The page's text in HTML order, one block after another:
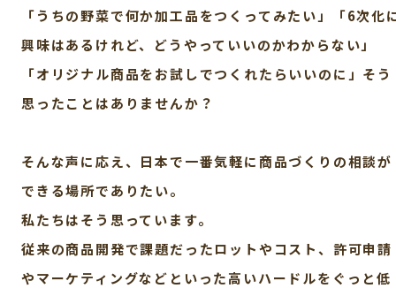
「うちの野菜で何か加工品をつくってみたい」
「6次化
興味はあるけれど、どうやっていいのかわからない」
「オリジナル商品をお試しでつくれたらいいのに」 そう
思ったことはありませんか？
そんな声に応え、日本で一番気軽に商品づくりの相談が
できる場所でありたい。
私たちはそう思っています。
従来の商品開発で課題だったロットやコスト、許可申請
やマーケティングなどといった高いハードルをぐっと低